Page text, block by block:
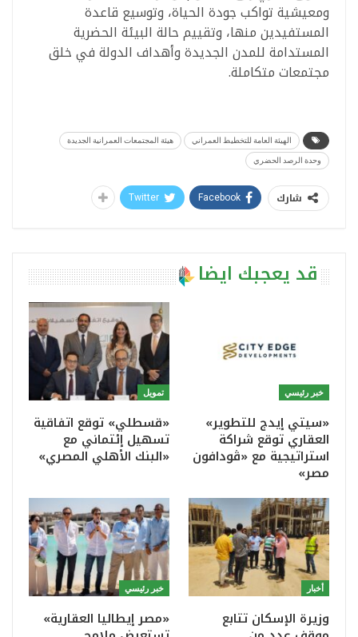
ومعيشية تواكب جودة الحياة، وتوسيع قاعدة
المستفيدين منها، وتقييم حالة البيئة الحضرية
المستدامة للمدن الجديدة وأهداف الدولة في خلق
مجتمعات متكاملة.
الهيئة العامة للتخطيط العمراني هيئة المجتمعات العمرانية الجديدة
وحدة الرصد الحضري
شارك Facebook
Twitter
قد يعجبك ايضا
خبر رئيسي
«سيتي إيدج للتطوير»
العقاري توقع شراكة
استراتيجية مع «ڤودافون
مصر»
تمويل
«قسطلي» توقع اتفاقية
تسهيل إئتماني مع
«البنك الأهلي المصري»
أخبار
وزيرة الإسكان تتابع
خبر رئيسي
«مصر إيطاليا العقارية»